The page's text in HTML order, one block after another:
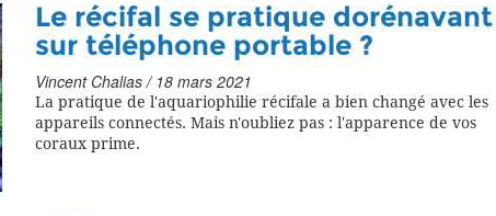
Le récifal se pratique dorénavant
sur téléphone portable ?
Vincent Chalias / 18 mars 2021
La pratique de l'aquariophilie récifale a bien changé avec les
appareils connectés. Mais n'oubliez pas : l'apparence de vos
coraux prime.